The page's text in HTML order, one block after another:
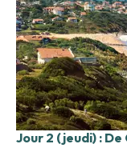
Jour 2 (jeudi) :